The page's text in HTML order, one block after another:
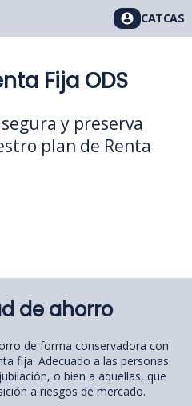
CATCAS
Fija ODS
y preserva
plan de Renta
de ahorro
de forma conservadora con
fija. Adecuado a las personas
o bien a aquellas, que
a riesgos de mercado.